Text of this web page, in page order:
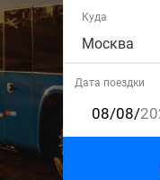
Куда
Москва
Дата поездки